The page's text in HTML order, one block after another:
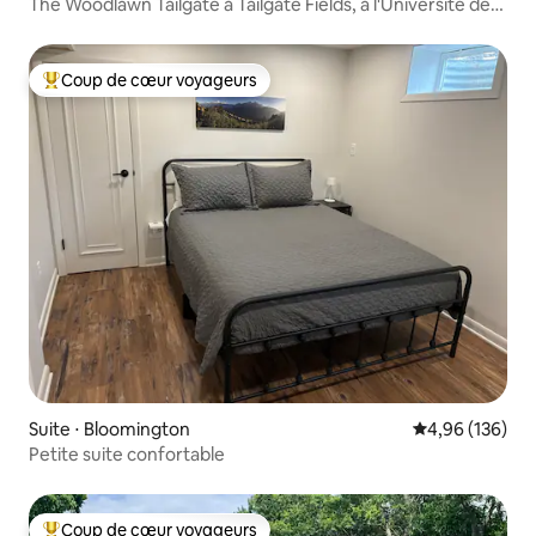
Coups de cœur voyageurs les plus appréciés
Coup de cœur voyageurs
Suite ⋅ Bloomington Évaluation
4,96 (136)
Petite suite confortable
Coup de cœur voyageurs